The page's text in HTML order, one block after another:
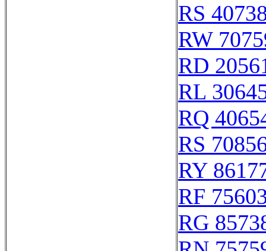
RS
RW
RD
RL
RQ
RS
RY
RF
RG